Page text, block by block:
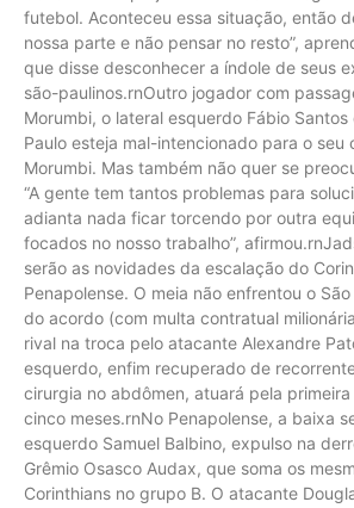
futebol. Aconteceu essa situação, então
nossa parte e não pensar no resto”,
que disse desconhecer a índole de seus
são-paulinos.rnOutro jogador com
Morumbi, o lateral esquerdo Fábio
Paulo esteja mal-intencionado para o seu
Morumbi. Mas também não quer se
“A gente tem tantos problemas para
adianta nada ficar torcendo por outra
focados no nosso trabalho”,
serão as novidades da escalação do
Penapolense. O meia não enfrentou o
do acordo (com multa contratual
rival na troca pelo atacante Alexandre
esquerdo, enfim recuperado de
cirurgia no abdômen, atuará pela
cinco meses.rnNo Penapolense, a baixa
esquerdo Samuel Balbino, expulso na
Grêmio Osasco Audax, que soma os
Corinthians no grupo B. O atacante